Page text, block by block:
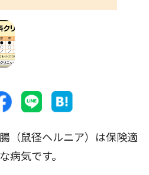
（鼠径ヘルニア）は保険適
病気です。